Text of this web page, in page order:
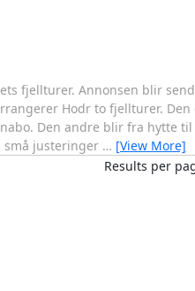
fjellturer. Annonsen blir
Hodr to fjellturer.
Den andre blir fra hytte
små justeringer … [View More]
Results per